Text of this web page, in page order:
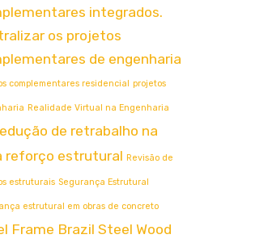
integrados.
os projetos
de engenharia
complementares residencial projetos
Realidade Virtual na Engenharia
de retrabalho na
reforço estrutural Revisão de
estruturais Segurança Estrutural
estrutural em obras de concreto
Frame Brazil Steel Wood